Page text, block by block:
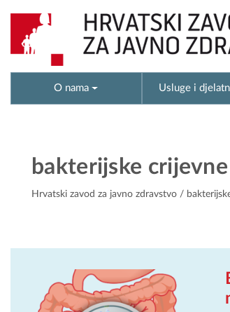
O nama Usluge i
bakterijske
Hrvatski zavod za javno zdravstvo /